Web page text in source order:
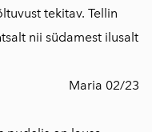
tekitav. Tellin
nii südamest ilusalt
Maria 02/23